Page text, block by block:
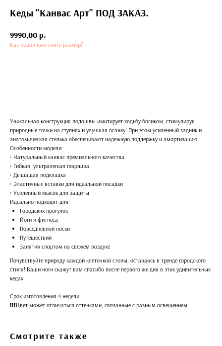
Кеды "Канвас Арт" ПОД ЗАКАЗ.
9990,00 р.
Как правильно снять размер?
Уникальная конструкция подошвы имитирует ходьбу босиком, стимулируя
природные точки на ступнях и улучшая осанку. При этом усиленный задник и
анатомическая стелька обеспечивают надежную поддержку и амортизацию.
Особенности модели:
• Натуральный канвас премиального качества
• Гибкая, ультралегкая подошва
• Дышащая подкладка
• Эластичные вставки для идеальной посадки
• Усиленный мысок для защиты
Идеально подходят для:
Городских прогулок
Йоги и фитнеса
Повседневной носки
Путешествий
Занятия спортом на свежем воздухе
Почувствуйте природу каждой клеточкой стопы, оставаясь в тренде городского
стиля! Ваши ноги скажут вам спасибо после первого же дня в этих удивительных
кедах.
Срок изготовления 4 недели.
❗️❗️❗️Цвет может отличаться оттенками, связанные с разным освещением.
Смотрите также